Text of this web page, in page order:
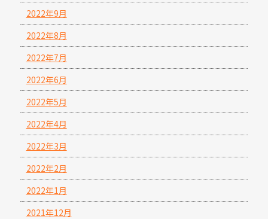
2022年9月
2022年8月
2022年7月
2022年6月
2022年5月
2022年4月
2022年3月
2022年2月
2022年1月
2021年12月